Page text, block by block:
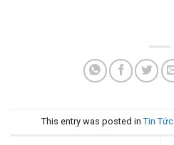
This entry was posted in Tin Tức